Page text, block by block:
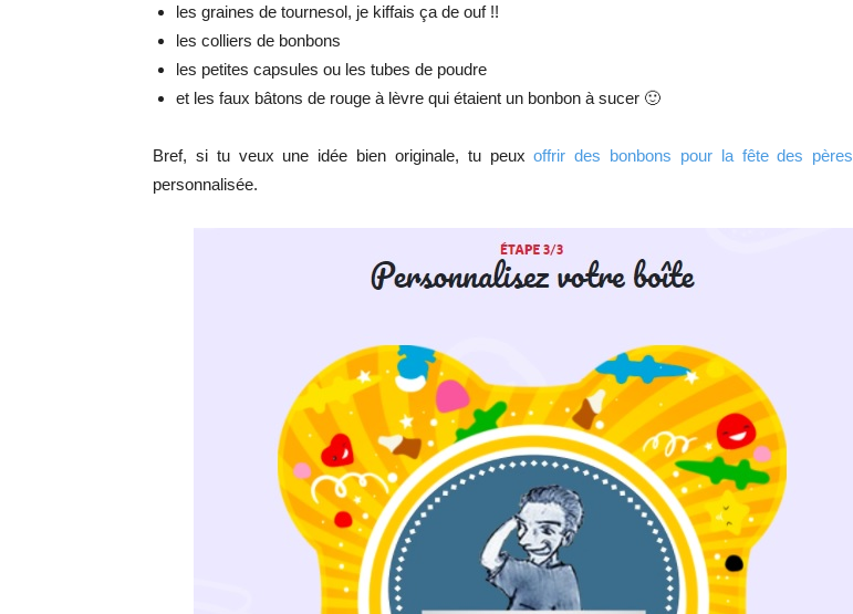
les graines de tournesol, je kiffais ça de ouf !!
les colliers de bonbons
les petites capsules ou les tubes de poudre
et les faux bâtons de rouge à lèvre qui étaient un bonbon à sucer 🙂
Bref, si tu veux une idée bien originale, tu peuxoffrir des bonbons pour la fête des pères
personnalisée.